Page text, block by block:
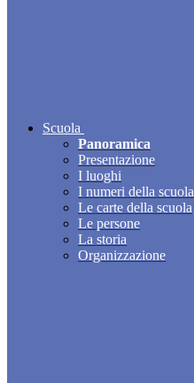
Scuola
Panoramica
Presentazione
I luoghi
I numeri della scuola
Le carte della scuola
Le persone
La storia
Organizzazione